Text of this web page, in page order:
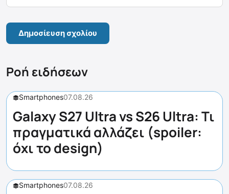
Ροή ειδήσεων
Smartphones07.08.26
Galaxy S27 Ultra vs S26 Ultra: Τι
πραγματικά αλλάζει (spoiler:
όχι το design)
Smartphones07.08.26